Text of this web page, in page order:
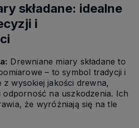
składane: idealne
i
Drewniane miary składane to
– to symbol tradycji i
z wysokiej jakości drewna,
odporność na uszkodzenia. Ich
że wyróżniają się na tle